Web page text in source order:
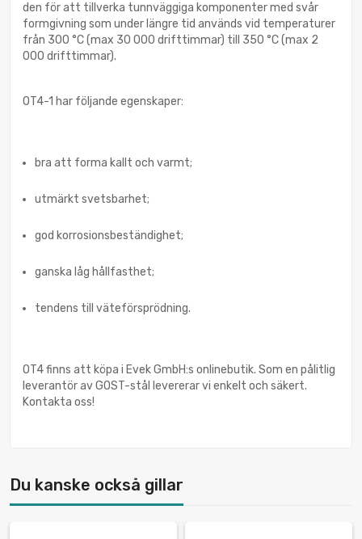
den för att tillverka tunnväggiga komponenter med svår
formgivning som under längre tid används vid temperaturer
från 300 °C (max 30 000 drifttimmar) till 350 °C (max 2
000 drifttimmar).
OT4-1 har följande egenskaper:
bra att forma kallt och varmt;
utmärkt svetsbarhet;
god korrosionsbeständighet;
ganska låg hållfasthet;
tendens till väteförsprödning.
OT4 finns att köpa i Evek GmbH:s onlinebutik. Som en pålitlig
leverantör av GOST-stål levererar vi enkelt och säkert.
Kontakta oss!
Du kanske också gillar